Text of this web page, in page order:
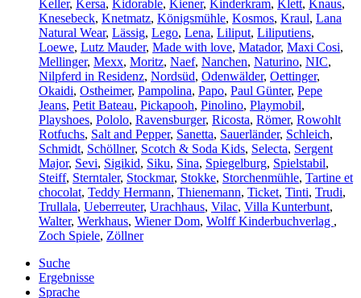
Keller, Kersa, Kidorable, Kiener, Kinderkram, Klett, Knaus,
Knesebeck, Knetmatz, Königsmühle, Kosmos, Kraul, Lana
Natural Wear, Lässig, Lego, Lena, Liliput, Liliputiens,
Loewe, Lutz Mauder, Made with love, Matador, Maxi Cosi,
Mellinger, Mexx, Moritz, Naef, Nanchen, Naturino, NIC,
Nilpferd in Residenz, Nordsüd, Odenwälder, Oettinger,
Okaidi, Ostheimer, Pampolina, Papo, Paul Günter, Pepe
Jeans, Petit Bateau, Pickapooh, Pinolino, Playmobil,
Playshoes, Pololo, Ravensburger, Ricosta, Römer, Rowohlt
Rotfuchs, Salt and Pepper, Sanetta, Sauerländer, Schleich,
Schmidt, Schöllner, Scotch & Soda Kids, Selecta, Sergent
Major, Sevi, Sigikid, Siku, Sina, Spiegelburg, Spielstabil,
Steiff, Sterntaler, Stockmar, Stokke, Storchenmühle, Tartine et
chocolat, Teddy Hermann, Thienemann, Ticket, Tinti, Trudi,
Trullala, Ueberreuter, Urachhaus, Vilac, Villa Kunterbunt,
Walter, Werkhaus, Wiener Dom, Wolff Kinderbuchverlag ,
Zoch Spiele, Zöllner
Suche
Ergebnisse
Sprache